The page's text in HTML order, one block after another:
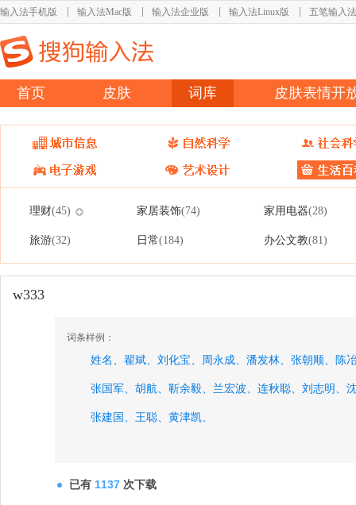
输入法手机版 输入法Mac版 输入法企业版 输入法Linux版 五笔输入法
首页 皮肤 词库 皮肤表情开
理财(45) 家居装饰(74) 家用电器(28)
旅游(32) 日常(184) 办公文教(81)
w333
词条样例：
姓名、 翟斌、 刘化宝、 周永成、 潘发林、 张朝顺、 陈
张国军、 胡航、 靳余毅、 兰宏波、 连秋聪、 刘志明、
张建国、 王聪、 黄津凯、
已有 1137 次下载